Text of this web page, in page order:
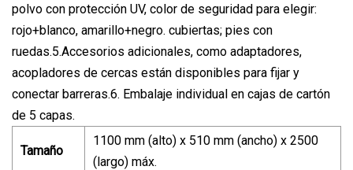
polvo con protección UV, color de seguridad para elegir:
rojo+blanco, amarillo+negro. cubiertas; pies con
ruedas.5.Accesorios adicionales, como adaptadores,
acopladores de cercas están disponibles para fijar y
conectar barreras.6. Embalaje individual en cajas de cartón
de 5 capas.
Tamaño
1100 mm (alto) x 510 mm (ancho) x 2500
(largo) máx.